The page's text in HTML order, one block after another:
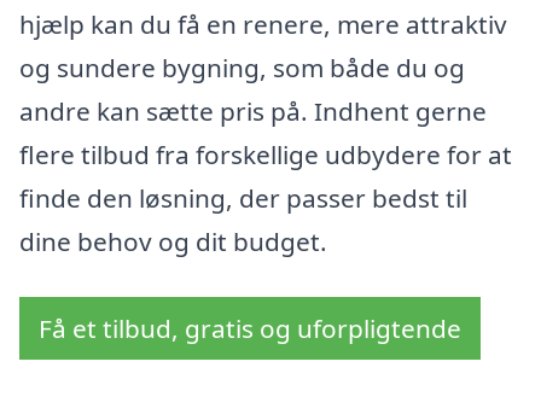
hjælp kan du få en renere, mere attraktiv
og sundere bygning, som både du og
andre kan sætte pris på. Indhent gerne
flere tilbud fra forskellige udbydere for at
finde den løsning, der passer bedst til
dine behov og dit budget.
Få et tilbud, gratis og uforpligtende